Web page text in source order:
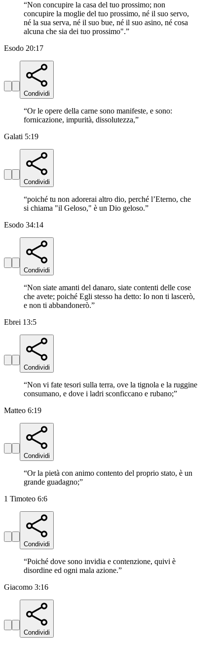
“Non concupire la casa del tuo prossimo; non
concupire la moglie del tuo prossimo, né il suo servo,
né la sua serva, né il suo bue, né il suo asino, né cosa
alcuna che sia dei tuo prossimo".”
Esodo 20:17
Condividi
“Or le opere della carne sono manifeste, e sono:
fornicazione, impurità, dissolutezza,”
Galati 5:19
Condividi
“poiché tu non adorerai altro dio, perché l’Eterno, che
si chiama "il Geloso," è un Dio geloso.”
Esodo 34:14
Condividi
“Non siate amanti del danaro, siate contenti delle cose
che avete; poiché Egli stesso ha detto: Io non ti lascerò,
e non ti abbandonerò.”
Ebrei 13:5
Condividi
“Non vi fate tesori sulla terra, ove la tignola e la ruggine
consumano, e dove i ladri sconficcano e rubano;”
Matteo 6:19
Condividi
“Or la pietà con animo contento del proprio stato, è un
grande guadagno;”
1 Timoteo 6:6
Condividi
“Poiché dove sono invidia e contenzione, quivi è
disordine ed ogni mala azione.”
Giacomo 3:16
Condividi